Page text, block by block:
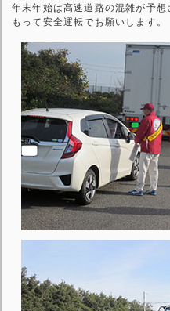
年末年始は高速道路の混雑が予
もって安全運転でお願いします。